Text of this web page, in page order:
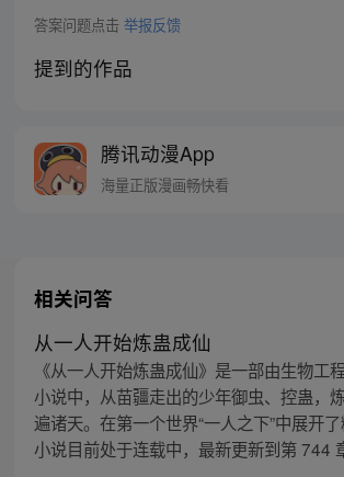
答案问题点击 举报反馈
提到的作品
腾讯动漫App
海量正版漫画畅快看
相关问答
从一人开始炼蛊成仙
《从一人开始炼蛊成仙》是一部由生物工
小说中，从苗疆走出的少年御虫、控蛊，
遍诸天。在第一个世界“一人之下”中展开
小说目前处于连载中，最新更新到第 744